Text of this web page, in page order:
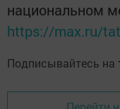
национальном
https://max.ru/
Подписывайтесь на